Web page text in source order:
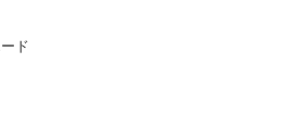
ド